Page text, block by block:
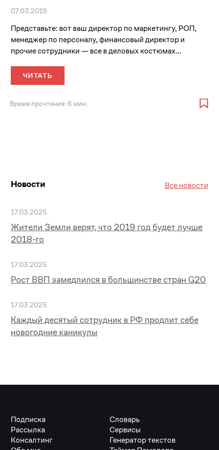
07.03.2019
Представьте: вот ваш директор по маркетингу, РОП,
менеджер по персоналу, финансовый директор и
прочие сотрудники — все в деловых костюмах...
ЧИТАТЬ
Время прочтения: 6 мин.
Новости Все новости
17.03.2025
Жители Земли верят, что 2019 год будет лучше
2018-го
17.03.2025
Рост ВВП замедлился в большинстве стран G20
17.03.2025
Каждый десятый сотрудник в РФ продлит себе
новогодние каникулы
Подписка
Рассылка
Консалтинг
Словарь
Сервисы
Генератор текстов